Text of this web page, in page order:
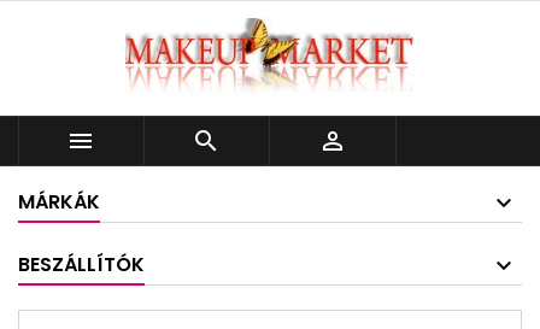
  
MÁRKÁK
BESZÁLLÍTÓK